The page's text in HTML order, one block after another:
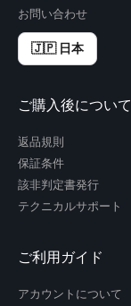
お問い合わせ
🇯🇵 日本
ご購入後について
返品規則
保証条件
該非判定書発行
テクニカルサポート
ご利用ガイド
アカウントについて